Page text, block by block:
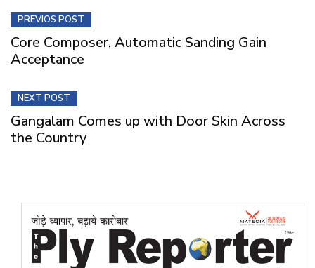
PREVIOS POST
Core Composer, Automatic Sanding Gain
Acceptance
NEXT POST
Gangalam Comes up with Door Skin Across
the Country